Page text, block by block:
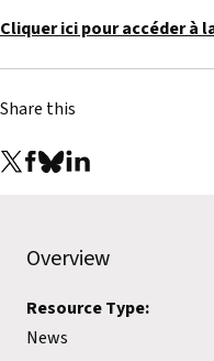
Cliquer ici pour accéder à
Share this
Overview
Resource Type:
News